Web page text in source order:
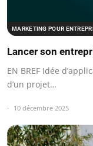
MARKETING POUR
Lancer son
EN BREF Idée
d’un projet…
10 décembre 2025